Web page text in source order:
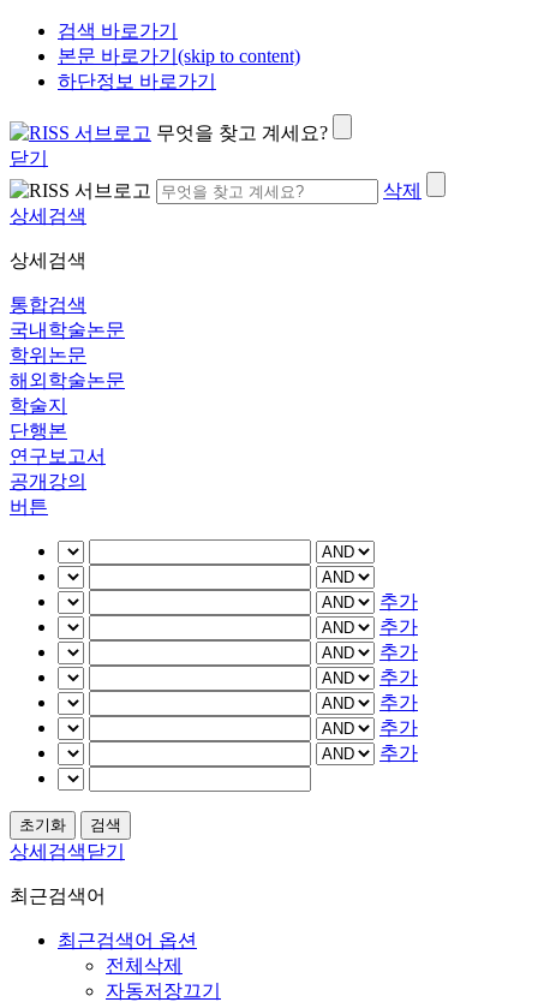
검색 바로가기
본문 바로가기(skip to content)
하단정보 바로가기
무엇을 찾고 계세요?
닫기
삭제
상세검색
상세검색
통합검색
국내학술논문
학위논문
해외학술논문
학술지
단행본
연구보고서
공개강의
버튼
추가
추가
추가
추가
추가
추가
추가
상세검색닫기
최근검색어
최근검색어 옵션
전체삭제
자동저장끄기